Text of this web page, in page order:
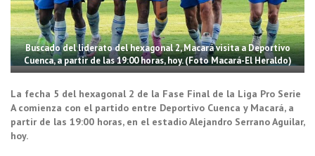
Buscado del liderato del hexagonal 2, Macará visita a Deportivo
Cuenca, a partir de las 19:00 horas, hoy. (Foto Macará-El Heraldo)
La fecha 5 del hexagonal 2 de la Fase Final de la Liga Pro Serie
A comienza con el partido entre Deportivo Cuenca y Macará, a
partir de las 19:00 horas, en el estadio Alejandro Serrano Aguilar,
hoy.